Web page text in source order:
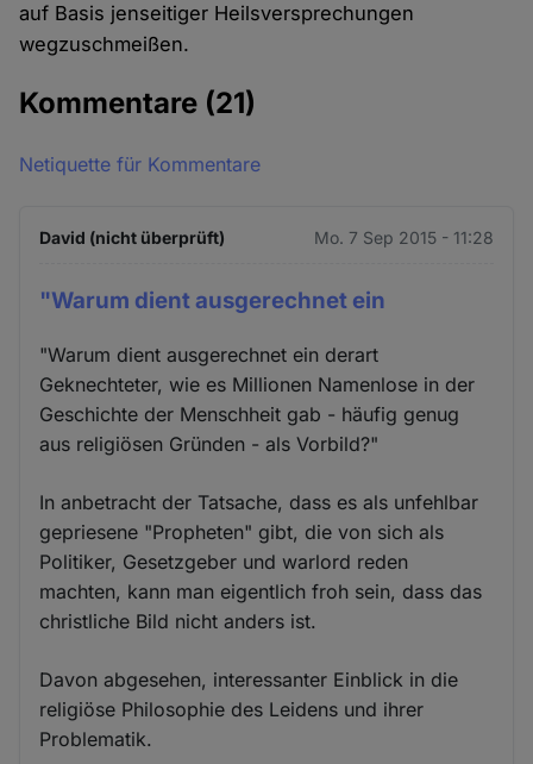
auf Basis jenseitiger Heilsversprechungen
wegzuschmeißen.
Kommentare (21)
Netiquette für Kommentare
David (nicht überprüft) Mo. 7 Sep 2015 - 11:28
"Warum dient ausgerechnet ein
"Warum dient ausgerechnet ein derart
Geknechteter, wie es Millionen Namenlose in der
Geschichte der Menschheit gab - häufig genug
aus religiösen Gründen - als Vorbild?"
In anbetracht der Tatsache, dass es als unfehlbar
gepriesene "Propheten" gibt, die von sich als
Politiker, Gesetzgeber und warlord reden
machten, kann man eigentlich froh sein, dass das
christliche Bild nicht anders ist.
Davon abgesehen, interessanter Einblick in die
religiöse Philosophie des Leidens und ihrer
Problematik.